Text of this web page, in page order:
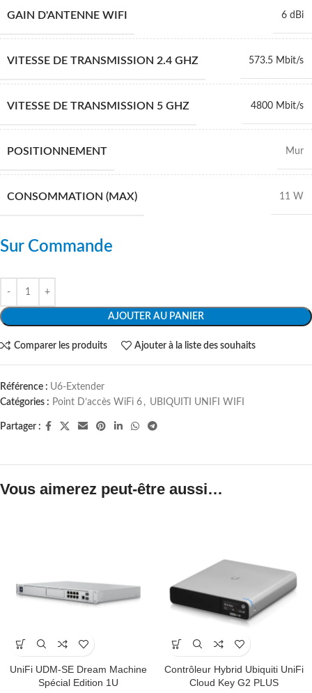
GAIN D'ANTENNE WIFI 6 dBi
VITESSE DE TRANSMISSION 2.4 GHZ 573.5 Mbit/s
VITESSE DE TRANSMISSION 5 GHZ 4800 Mbit/s
POSITIONNEMENT Mur
CONSOMMATION (MAX) 11 W
Sur Commande
AJOUTER AU PANIER
Comparer les produits Ajouter à la liste des souhaits
Référence : U6-Extender
Catégories : Point D’accès WiFi 6 , UBIQUITI UNIFI WIFI
Partager :
Vous aimerez peut-être aussi…
UniFi UDM-SE Dream Machine
Spécial Edition 1U
Contrôleur Hybrid Ubiquiti UniFi
Cloud Key G2 PLUS